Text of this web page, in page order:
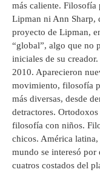
más caliente. Filosofía
Lipman ni Ann Sharp,
proyecto de Lipman,
“global”, algo que no
iniciales de su
2010. Aparecieron
movimiento, filosofía
más diversas, desde
detractores.
filosofía con niños.
chicos. América
mundo se interesó
cuatros costados del